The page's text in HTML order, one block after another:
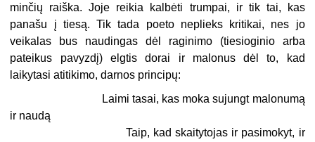
minčių raiška. Joje reikia kalbėti trumpai, ir tik tai, kas
panašu į tiesą. Tik tada poeto neplieks kritikai, nes jo
veikalas bus naudingas dėl raginimo (tiesioginio arba
pateikus pavyzdį) elgtis dorai ir malonus dėl to, kad
laikytasi atitikimo, darnos principų:
Laimi tasai, kas moka sujungt malonumą
ir naudą
Taip, kad skaitytojas ir pasimokyt, ir